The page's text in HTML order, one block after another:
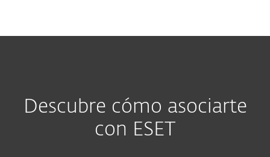
Descubre cómo asociarte
con ESET